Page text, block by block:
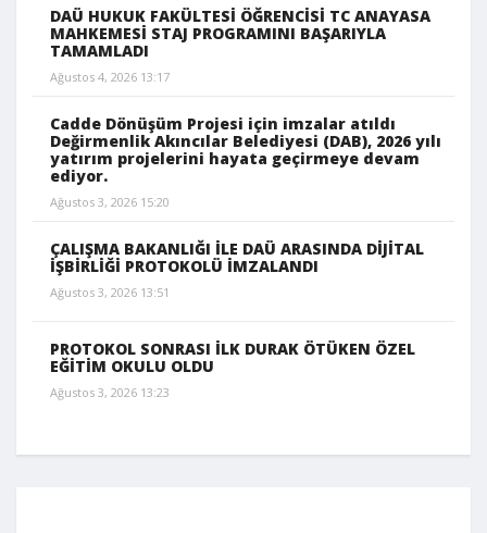
DAÜ HUKUK FAKÜLTESİ ÖĞRENCİSİ TC ANAYASA
MAHKEMESİ STAJ PROGRAMINI BAŞARIYLA
TAMAMLADI
Ağustos 4, 2026 13:17
Cadde Dönüşüm Projesi için imzalar atıldı
Değirmenlik Akıncılar Belediyesi (DAB), 2026 yılı
yatırım projelerini hayata geçirmeye devam
ediyor.
Ağustos 3, 2026 15:20
ÇALIŞMA BAKANLIĞI İLE DAÜ ARASINDA DİJİTAL
İŞBİRLİĞİ PROTOKOLÜ İMZALANDI
Ağustos 3, 2026 13:51
PROTOKOL SONRASI İLK DURAK ÖTÜKEN ÖZEL
EĞİTİM OKULU OLDU
Ağustos 3, 2026 13:23